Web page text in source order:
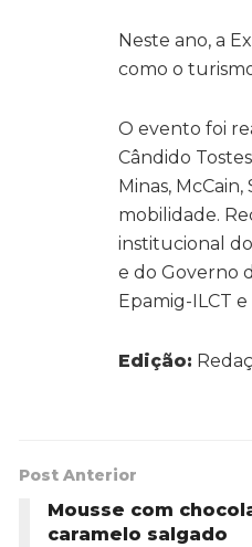
Neste ano, a
como o
O evento foi
Cândido
Minas,
mobilidade.
institucional
e do Governo
Epamig-ILCT e
Edição:
Post Anterior
Mousse com
caramelo salgado